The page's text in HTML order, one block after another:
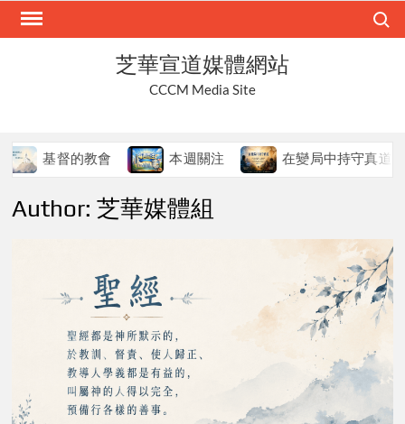
Skip
芝華宣道媒體網站
CCCM Media Site
教會 本週關注 在變局中持守真道 本週
Author:芝華媒體組